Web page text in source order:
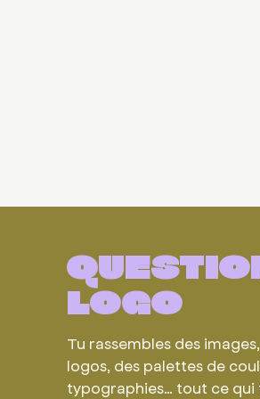
logo
Tu rassembles des
logos, des palettes de
typographies… tout ce qui